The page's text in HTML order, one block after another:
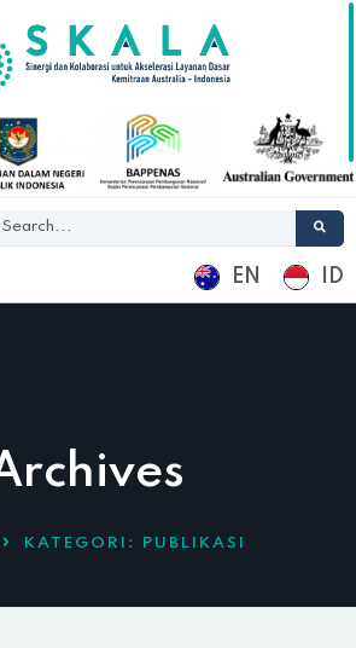
EN ID
KATEGORI: PUBLIKASI